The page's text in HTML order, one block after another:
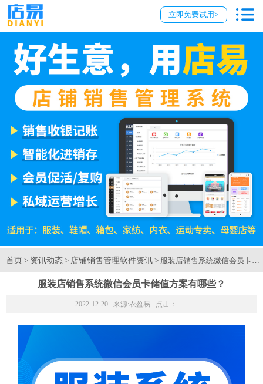
立即免费试用>
首页 > 资讯动态 > 店铺销售管理软件资讯 > 服装店销售系统微信会员卡储
服装店销售系统微信会员卡储值方案有哪些？
2022-12-20 来源:衣盈易 点击：